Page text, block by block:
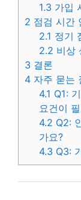
1.3 가입
2 점검 시간
2.1 정기
2.2 비상
3 결론
4 자주 묻는
4.1 Q1:
요건이
4.2 Q2:
가요?
4.3 Q3: